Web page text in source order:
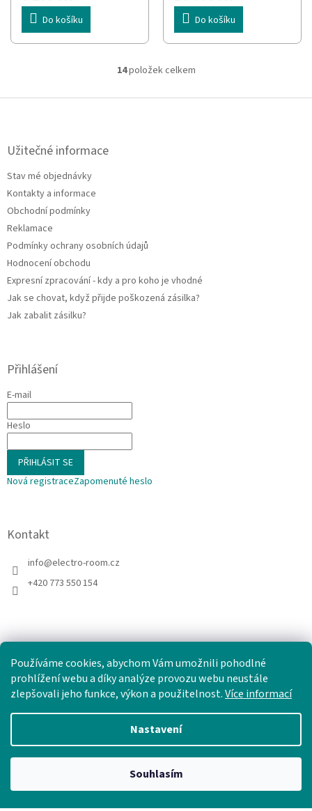
Používáme cookies, abychom Vám umožnili pohodlné
prohlížení webu a díky analýze provozu webu neustále
zlepšovali jeho funkce, výkon a použitelnost.Více informací
Nastavení
Souhlasím
Do košíku Do košíku
O
l
p
i
s
14položek celkem
Z
Užitečné informace
Stav mé objednávky
Kontakty a informace
Obchodní podmínky
Reklamace
Podmínky ochrany osobních údajů
Hodnocení obchodu
Expresní zpracování - kdy a pro koho je vhodné
Jak se chovat, když přijde poškozená zásilka?
Jak zabalit zásilku?
Přihlášení
E-mail
Heslo
PŘIHLÁSIT SE
Nová registraceZapomenuté heslo
Kontakt
info@electro-room.cz
+420 773 550 154
Vytvořil Shoptet